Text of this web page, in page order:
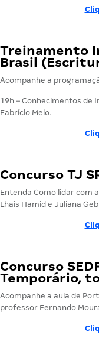
Treinamento
Brasil
Acompanhe a
19h – Conhecimentos de
Fabrício Melo.
Concurso TJ
Entenda Como lidar com
Lhais Hamid e Juliana
Concurso
Temporário,
Acompanhe a aula de
professor Fernando